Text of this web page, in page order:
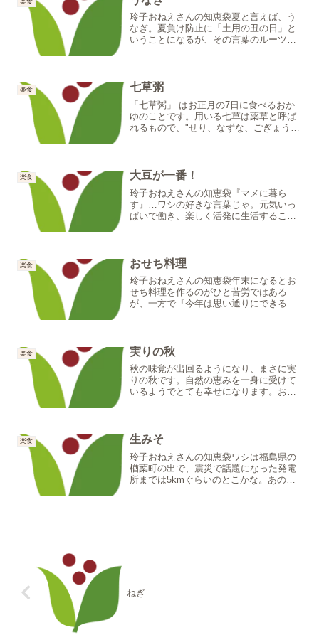
玲子おねえさんの知恵袋夏と言えば、う
なぎ。夏負け防止に「土用の丑の日」と
いうことになるが、その言葉のルーツは
のは旧暦なので意外に思う...
楽食 七草粥
「七草粥」 はお正月の7日に食べるおか
ゆのことです。用いる七草は薬草と呼ば
れるもので、"せり、なずな、ごぎょう、
く含み、カルシウム...
楽食 大豆が一番！
玲子おねえさんの知恵袋『マメに暮ら
す』…ワシの好きな言葉じゃ。元気いっ
ぱいで働き、楽しく活発に生活すること
豆、もろみ、みそ、もろ...
楽食 おせち料理
玲子おねえさんの知恵袋年末になるとお
せち料理を作るのがひと苦労ではある
が、一方で『今年は思い通りにできるか
ともよく聞くので、今回はお...
楽食 実りの秋
秋の味覚が出回るようになり、まさに実
りの秋です。自然の恵みを一身に受けて
いるようでとても幸せになります。おな
いう時代は終わりました。...
楽食 生みそ
玲子おねえさんの知恵袋ワシは福島県の
楢葉町の出で、震災で話題になった発電
所までは5kmぐらいのとこかな。あの
ねぎ